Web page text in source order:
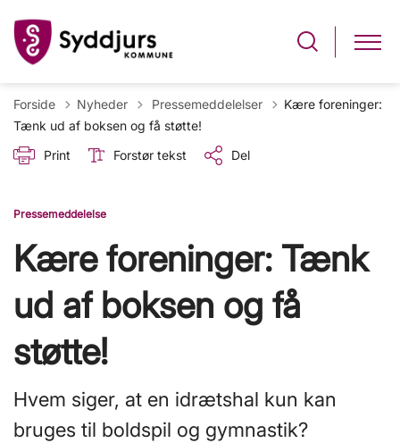
Forside Nyheder Tilbage til
Pressemeddelelser
Kære foreninger:
Tænk ud af boksen og få støtte!
Print
Forstør tekst Del
Pressemeddelelse
Kære foreninger: Tænk
ud af boksen og få
støtte!
Hvem siger, at en idrætshal kun kan
bruges til boldspil og gymnastik?